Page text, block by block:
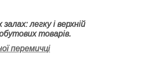
легку і верхній
товарів.
перемичці